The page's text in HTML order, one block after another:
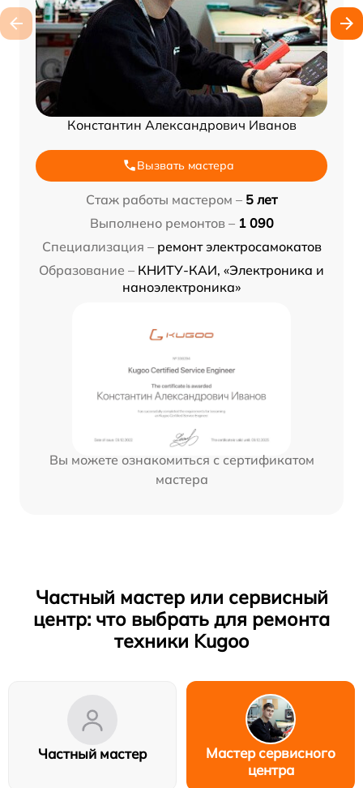
Константин Александрович Иванов
Вызвать мастера
Стаж работы мастером – 5 лет
Выполнено ремонтов – 1 090
Специализация – ремонт электросамокатов
Образование – КНИТУ-КАИ, «Электроника и
наноэлектроника»
Вы можете ознакомиться с сертификатом
мастера
Частный мастер или сервисный
центр: что выбрать для ремонта
техники Kugoo
Частный мастер
Мастер сервисного
центра